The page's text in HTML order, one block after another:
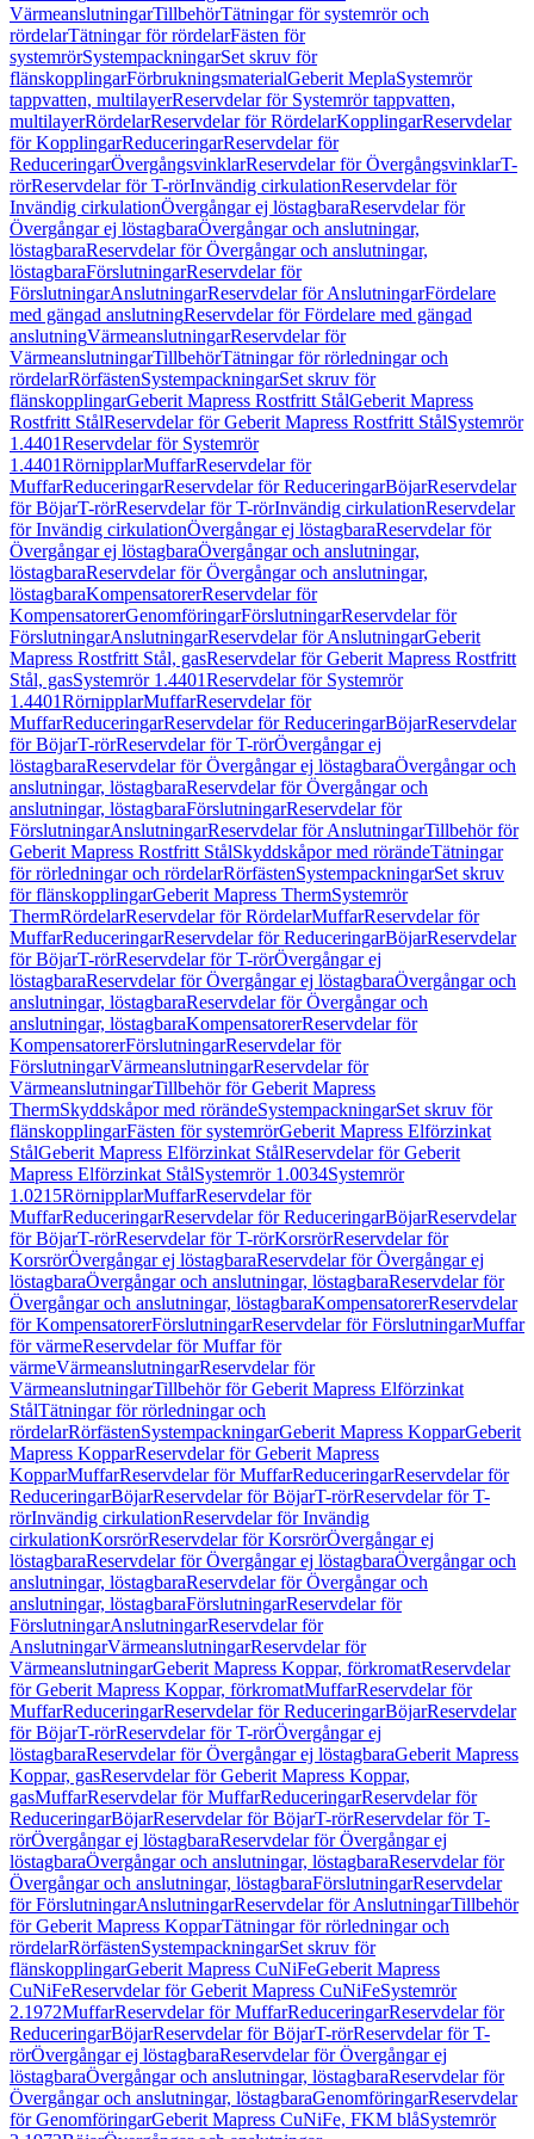
VärmeanslutningarTillbehörTätningar för systemrör och
rördelarTätningar för rördelarFästen för
systemrörSystempackningarSet skruv för
flänskopplingarFörbrukningsmaterialGeberit MeplaSystemrör
tappvatten, multilayerReservdelar för Systemrör tappvatten,
multilayerRördelarReservdelar för RördelarKopplingarReservdelar
för KopplingarReduceringarReservdelar för
ReduceringarÖvergångsvinklarReservdelar för ÖvergångsvinklarT-
rörReservdelar för T-rörInvändig cirkulationReservdelar för
Invändig cirkulationÖvergångar ej löstagbaraReservdelar för
Övergångar ej löstagbaraÖvergångar och anslutningar,
löstagbaraReservdelar för Övergångar och anslutningar,
löstagbaraFörslutningarReservdelar för
FörslutningarAnslutningarReservdelar för AnslutningarFördelare
med gängad anslutningReservdelar för Fördelare med gängad
anslutningVärmeanslutningarReservdelar för
VärmeanslutningarTillbehörTätningar för rörledningar och
rördelarRörfästenSystempackningarSet skruv för
flänskopplingarGeberit Mapress Rostfritt StålGeberit Mapress
Rostfritt StålReservdelar för Geberit Mapress Rostfritt StålSystemrör
1.4401Reservdelar för Systemrör
1.4401RörnipplarMuffarReservdelar för
MuffarReduceringarReservdelar för ReduceringarBöjarReservdelar
för BöjarT-rörReservdelar för T-rörInvändig cirkulationReservdelar
för Invändig cirkulationÖvergångar ej löstagbaraReservdelar för
Övergångar ej löstagbaraÖvergångar och anslutningar,
löstagbaraReservdelar för Övergångar och anslutningar,
löstagbaraKompensatorerReservdelar för
KompensatorerGenomföringarFörslutningarReservdelar för
FörslutningarAnslutningarReservdelar för AnslutningarGeberit
Mapress Rostfritt Stål, gasReservdelar för Geberit Mapress Rostfritt
Stål, gasSystemrör 1.4401Reservdelar för Systemrör
1.4401RörnipplarMuffarReservdelar för
MuffarReduceringarReservdelar för ReduceringarBöjarReservdelar
för BöjarT-rörReservdelar för T-rörÖvergångar ej
löstagbaraReservdelar för Övergångar ej löstagbaraÖvergångar och
anslutningar, löstagbaraReservdelar för Övergångar och
anslutningar, löstagbaraFörslutningarReservdelar för
FörslutningarAnslutningarReservdelar för AnslutningarTillbehör för
Geberit Mapress Rostfritt StålSkyddskåpor med rörändeTätningar
för rörledningar och rördelarRörfästenSystempackningarSet skruv
för flänskopplingarGeberit Mapress ThermSystemrör
ThermRördelarReservdelar för RördelarMuffarReservdelar för
MuffarReduceringarReservdelar för ReduceringarBöjarReservdelar
för BöjarT-rörReservdelar för T-rörÖvergångar ej
löstagbaraReservdelar för Övergångar ej löstagbaraÖvergångar och
anslutningar, löstagbaraReservdelar för Övergångar och
anslutningar, löstagbaraKompensatorerReservdelar för
KompensatorerFörslutningarReservdelar för
FörslutningarVärmeanslutningarReservdelar för
VärmeanslutningarTillbehör för Geberit Mapress
ThermSkyddskåpor med rörändeSystempackningarSet skruv för
flänskopplingarFästen för systemrörGeberit Mapress Elförzinkat
StålGeberit Mapress Elförzinkat StålReservdelar för Geberit
Mapress Elförzinkat StålSystemrör 1.0034Systemrör
1.0215RörnipplarMuffarReservdelar för
MuffarReduceringarReservdelar för ReduceringarBöjarReservdelar
för BöjarT-rörReservdelar för T-rörKorsrörReservdelar för
KorsrörÖvergångar ej löstagbaraReservdelar för Övergångar ej
löstagbaraÖvergångar och anslutningar, löstagbaraReservdelar för
Övergångar och anslutningar, löstagbaraKompensatorerReservdelar
för KompensatorerFörslutningarReservdelar för FörslutningarMuffar
för värmeReservdelar för Muffar för
värmeVärmeanslutningarReservdelar för
VärmeanslutningarTillbehör för Geberit Mapress Elförzinkat
StålTätningar för rörledningar och
rördelarRörfästenSystempackningarGeberit Mapress KopparGeberit
Mapress KopparReservdelar för Geberit Mapress
KopparMuffarReservdelar för MuffarReduceringarReservdelar för
ReduceringarBöjarReservdelar för BöjarT-rörReservdelar för T-
rörInvändig cirkulationReservdelar för Invändig
cirkulationKorsrörReservdelar för KorsrörÖvergångar ej
löstagbaraReservdelar för Övergångar ej löstagbaraÖvergångar och
anslutningar, löstagbaraReservdelar för Övergångar och
anslutningar, löstagbaraFörslutningarReservdelar för
FörslutningarAnslutningarReservdelar för
AnslutningarVärmeanslutningarReservdelar för
VärmeanslutningarGeberit Mapress Koppar, förkromatReservdelar
för Geberit Mapress Koppar, förkromatMuffarReservdelar för
MuffarReduceringarReservdelar för ReduceringarBöjarReservdelar
för BöjarT-rörReservdelar för T-rörÖvergångar ej
löstagbaraReservdelar för Övergångar ej löstagbaraGeberit Mapress
Koppar, gasReservdelar för Geberit Mapress Koppar,
gasMuffarReservdelar för MuffarReduceringarReservdelar för
ReduceringarBöjarReservdelar för BöjarT-rörReservdelar för T-
rörÖvergångar ej löstagbaraReservdelar för Övergångar ej
löstagbaraÖvergångar och anslutningar, löstagbaraReservdelar för
Övergångar och anslutningar, löstagbaraFörslutningarReservdelar
för FörslutningarAnslutningarReservdelar för AnslutningarTillbehör
för Geberit Mapress KopparTätningar för rörledningar och
rördelarRörfästenSystempackningarSet skruv för
flänskopplingarGeberit Mapress CuNiFeGeberit Mapress
CuNiFeReservdelar för Geberit Mapress CuNiFeSystemrör
2.1972MuffarReservdelar för MuffarReduceringarReservdelar för
ReduceringarBöjarReservdelar för BöjarT-rörReservdelar för T-
rörÖvergångar ej löstagbaraReservdelar för Övergångar ej
löstagbaraÖvergångar och anslutningar, löstagbaraReservdelar för
Övergångar och anslutningar, löstagbaraGenomföringarReservdelar
för GenomföringarGeberit Mapress CuNiFe, FKM blåSystemrör